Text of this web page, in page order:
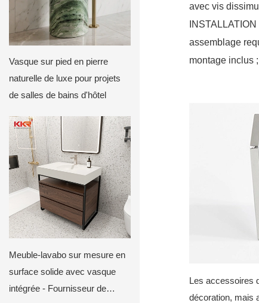
Vasque sur pied en pierre
naturelle de luxe pour projets
de salles de bains d'hôtel
Meuble-lavabo sur mesure en
surface solide avec vasque
intégrée - Fournisseur de
avec vis
assemblage
montage inclus ;
Les accessoires
décoration, mais